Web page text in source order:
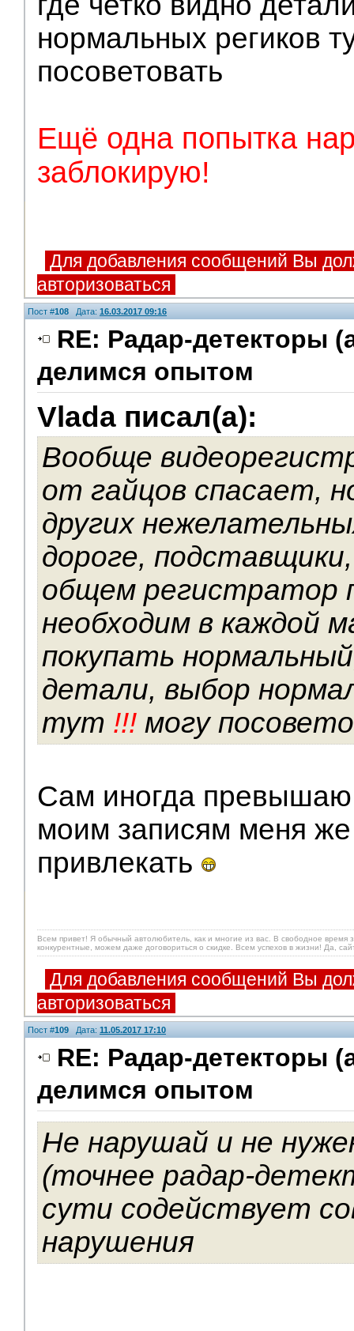
нормальных региков
посоветовать
Ещё одна попытка
заблокирую!
Для добавления сообщений Вы
авторизоваться
Пост #108 Дата: 16.03.2017 09:16
RE: Радар-детекторы
делимся опытом
Vlada писал(а):
Вообще
от гайцов спасает,
других
дороге,
общем регистратор
необходим в каждой
покупать
детали, выбор
тут !!! могу
Сам иногда превышаю
моим записям меня
привлекать
Всем привет! Я обычный автолюбитель, как и многие из вас. В свободное
конкурентные, можем даже договориться о скидке. Всем успехов в жизни! Да,
Для добавления сообщений Вы
авторизоваться
Пост #109 Дата: 11.05.2017 17:10
RE: Радар-детекторы
делимся опытом
Не нарушай и не
(точнее радар-
сути содействует
нарушения